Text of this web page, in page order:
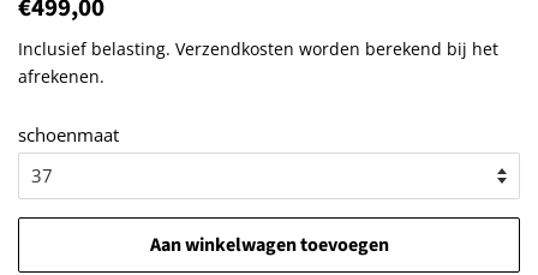
Inclusief belasting. Verzendkosten worden berekend bij het
afrekenen.
schoenmaat
Aan winkelwagen toevoegen